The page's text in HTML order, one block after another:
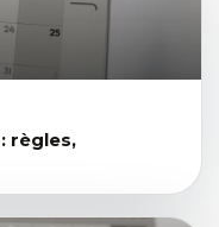
règles,